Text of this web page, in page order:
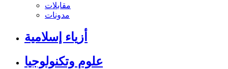
مقابلات
مدونات
أزياء إسلامية
علوم وتكنولوجيا